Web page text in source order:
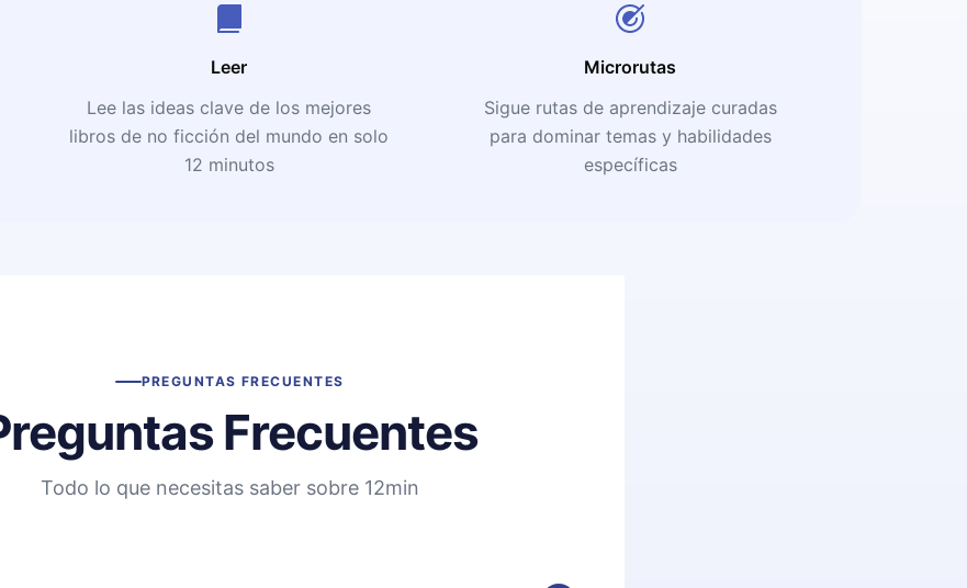
Leer
Lee las ideas clave de los mejores
libros de no ficción del mundo en solo
12 minutos
Microrutas
Sigue rutas de aprendizaje curadas
para dominar temas y habilidades
específicas
PREGUNTAS FRECUENTES
Frecuentes
Todo lo que necesitas saber sobre 12min